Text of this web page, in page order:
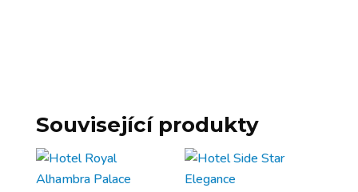
Související produkty